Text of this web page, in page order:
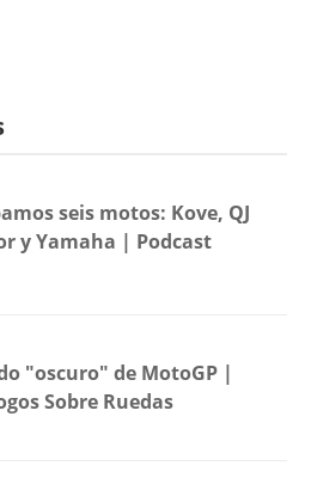
seis motos: Kove, QJ
y Yamaha | Podcast
"oscuro" de MotoGP |
Sobre Ruedas